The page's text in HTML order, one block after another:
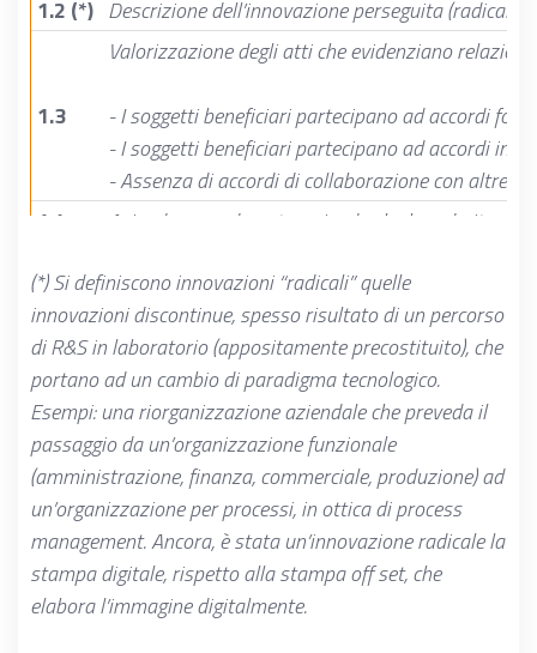
1.2 (*) Descrizione dell’innovazione perseguita
1.3
Valorizzazione degli atti che evidenziano
- I soggetti beneficiari partecipano ad accordi
- I soggetti beneficiari partecipano ad accordi
- Assenza di accordi di collaborazione con altre
1.4
Azienda neo aderente: azienda che ha aderito al
2.1
Analisi del fabbisogno di formazione:
2.2
Struttura progettuale:descrizione chiara e
2.3
Articolazione delle attività formative:
2.4
Monitoraggio delle attività e valutazione degli
2.5
Trasferibilità dell’intervento nell’ambito del
1) caratteristiche dei docenti (CHI LO FA); 2)
2.6
Competenze in esito:descrizione puntuale delle
- la dichiarazione di competenze, secondo il
(*) Si definiscono innovazioni “radicali” quelle
innovazioni discontinue, spesso risultato di un percorso
di R&S in laboratorio (appositamente precostituito), che
portano ad un cambio di paradigma tecnologico.
Esempi: una riorganizzazione aziendale che preveda il
passaggio da un’organizzazione funzionale
(amministrazione, finanza, commerciale, produzione) ad
un’organizzazione per processi, in ottica di process
management. Ancora, è stata un’innovazione radicale la
stampa digitale, rispetto alla stampa off set, che
elabora l’immagine digitalmente.